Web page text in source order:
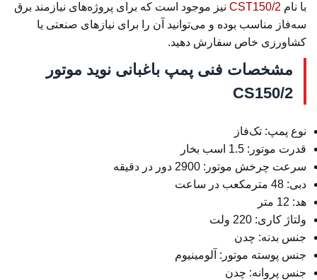
با نام CST150/2 نیز موجود است که برای پروژه‌های نیازمند برق
سه‌فاز مناسب بوده و می‌توانید آن را برای نیازهای صنعتی یا
کشاورزی خاص سفارش دهید.
مشخصات فنی پمپ باغبانی نوید موتور
CS150/2
نوع پمپ: تک‌فاز
قدرت موتور: 1.5 اسب بخار
سرعت چرخش موتور: 2900 دور در دقیقه
دبی: 48 مترمکعب در ساعت
هد: 12 متر
ولتاژ کاری: 220 ولت
جنس بدنه: چدن
جنس پوسته موتور: آلومینیوم
جنس پروانه: چدن